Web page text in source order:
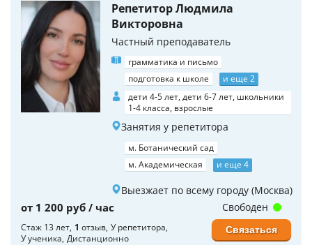
Репетитор Людмила
Викторовна
Частный преподаватель
грамматика и письмо
подготовка к школе
и еще 2
дети 4-5 лет, дети 6-7 лет, школьники
1-4 класса, взрослые
Занятия у репетитора
м. Ботанический сад
м. Академическая
и еще 4
Выезжает по всему городу (Москва)
от 1 200 руб / час
Стаж 13 лет 1 отзыв У репетитора
У ученика Дистанционно
Свободен
Связаться